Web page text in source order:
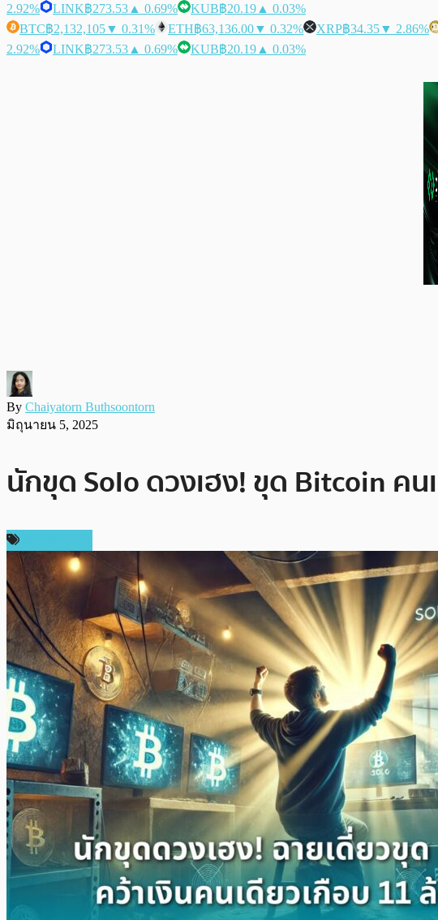
2.92%
LINK฿273.53 ▲ 0.69% KUB฿20.19 ▲ 0.03%
BTC฿2,132,105▼ 0.31% ETH฿63,136.00▼ 0.32% XRP฿34.35▼ 2.86%
2.92%
LINK฿273.53 ▲ 0.69% KUB฿20.19 ▲ 0.03%
By Chaiyatorn Buthsoontorn
มิถุนายน 5, 2025
นักขุด Solo ดวงเฮง! ขุด Bitcoin คน